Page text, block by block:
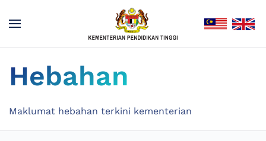
Hebahan
Maklumat hebahan terkini kementerian